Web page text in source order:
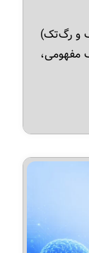
و رگ‌تک)
مفهومی،